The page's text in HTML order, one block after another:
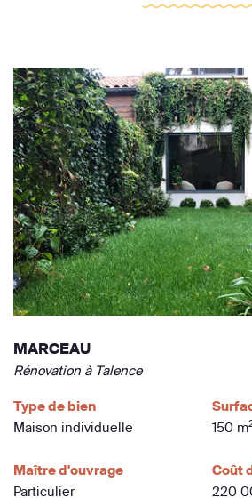
MARCEAU
Rénovation à Talence
Type de bien
Maison individuelle
150 m
Maître d'ouvrage
Particulier
Coût
220